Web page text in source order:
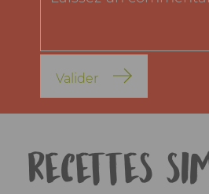
Valider
Recettes